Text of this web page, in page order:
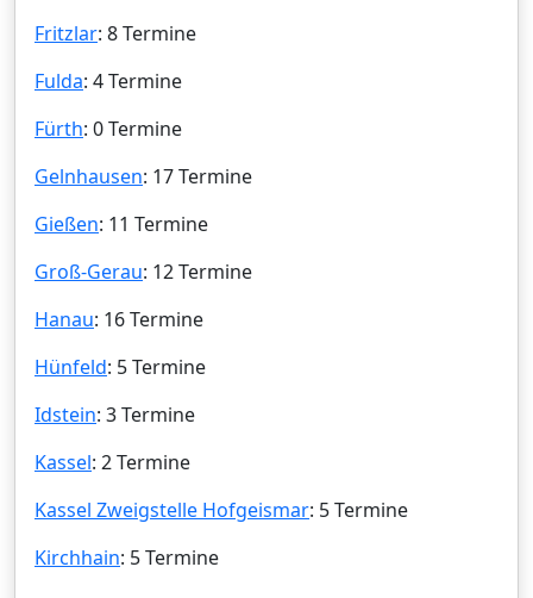
Fritzlar: 8 Termine
Fulda: 4 Termine
Fürth: 0 Termine
Gelnhausen: 17 Termine
Gießen: 11 Termine
Groß-Gerau: 12 Termine
Hanau: 16 Termine
Hünfeld: 5 Termine
Idstein: 3 Termine
Kassel: 2 Termine
Kassel Zweigstelle Hofgeismar: 5 Termine
Kirchhain: 5 Termine